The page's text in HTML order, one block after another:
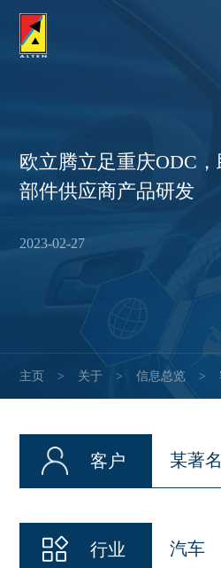
欧立腾立足重庆ODC
部件供应商产品研发
2023-02-27
主页 > 关于 > 信息总览 >
客户 某著
行业 汽车